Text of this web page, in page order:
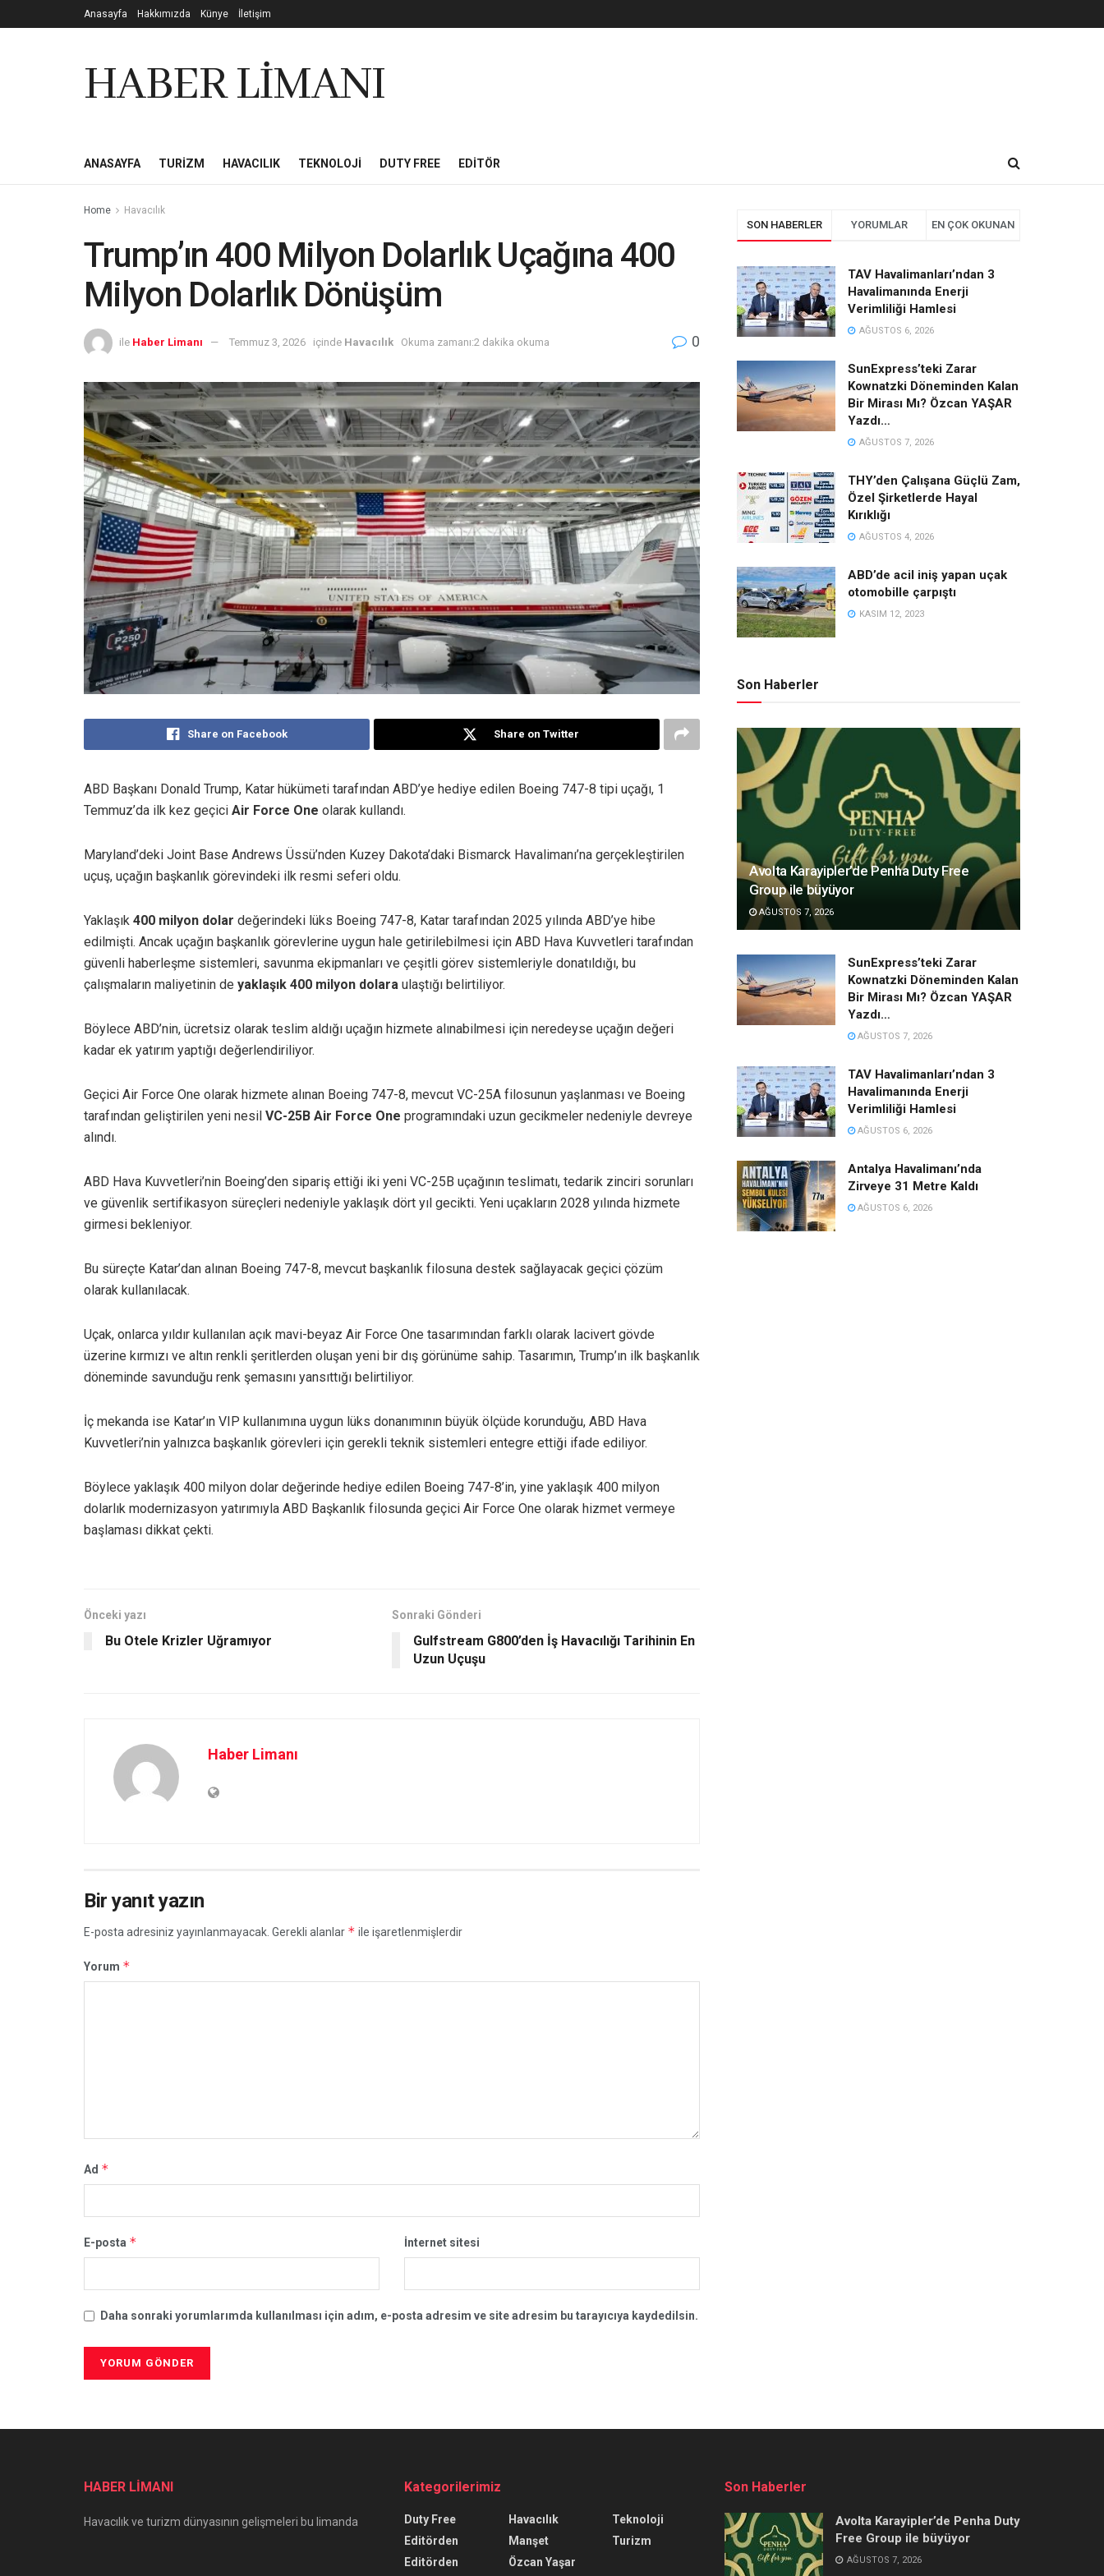
Anasayfa Hakkımızda Künye İletişim
HABER LİMANI
ANASAYFA TURIZM HAVACILIK TEKNOLOJI DUTY FREE EDITÖR
Home Havacılık
Trump’ın 400 Milyon Dolarlık Uçağına 400
Milyon Dolarlık Dönüşüm
ile Haber Limanı Temmuz 3, 2026 içinde Havacılık Okuma zamanı:2 dakika okuma 0
Share on Facebook Share on Twitter
ABD Başkanı Donald Trump, Katar hükümeti tarafından ABD’ye hediye edilen Boeing 747-8 tipi uçağı, 1
Temmuz’da ilk kez geçici Air Force One olarak kullandı.
Maryland’deki Joint Base Andrews Üssü’nden Kuzey Dakota’daki Bismarck Havalimanı’na gerçekleştirilen
uçuş, uçağın başkanlık görevindeki ilk resmi seferi oldu.
Yaklaşık 400 milyon dolar değerindeki lüks Boeing 747-8, Katar tarafından 2025 yılında ABD’ye hibe
edilmişti. Ancak uçağın başkanlık görevlerine uygun hale getirilebilmesi için ABD Hava Kuvvetleri tarafından
güvenli haberleşme sistemleri, savunma ekipmanları ve çeşitli görev sistemleriyle donatıldığı, bu
çalışmaların maliyetinin de yaklaşık 400 milyon dolara ulaştığı belirtiliyor.
Böylece ABD’nin, ücretsiz olarak teslim aldığı uçağın hizmete alınabilmesi için neredeyse uçağın değeri
kadar ek yatırım yaptığı değerlendiriliyor.
Geçici Air Force One olarak hizmete alınan Boeing 747-8, mevcut VC-25A filosunun yaşlanması ve Boeing
tarafından geliştirilen yeni nesil VC-25B Air Force One programındaki uzun gecikmeler nedeniyle devreye
alındı.
ABD Hava Kuvvetleri’nin Boeing’den sipariş ettiği iki yeni VC-25B uçağının teslimatı, tedarik zinciri sorunları
ve güvenlik sertifikasyon süreçleri nedeniyle yaklaşık dört yıl gecikti. Yeni uçakların 2028 yılında hizmete
girmesi bekleniyor.
Bu süreçte Katar’dan alınan Boeing 747-8, mevcut başkanlık filosuna destek sağlayacak geçici çözüm
olarak kullanılacak.
Uçak, onlarca yıldır kullanılan açık mavi-beyaz Air Force One tasarımından farklı olarak lacivert gövde
üzerine kırmızı ve altın renkli şeritlerden oluşan yeni bir dış görünüme sahip. Tasarımın, Trump’ın ilk başkanlık
döneminde savunduğu renk şemasını yansıttığı belirtiliyor.
İç mekanda ise Katar’ın VIP kullanımına uygun lüks donanımının büyük ölçüde korunduğu, ABD Hava
Kuvvetleri’nin yalnızca başkanlık görevleri için gerekli teknik sistemleri entegre ettiği ifade ediliyor.
Böylece yaklaşık 400 milyon dolar değerinde hediye edilen Boeing 747-8’in, yine yaklaşık 400 milyon
dolarlık modernizasyon yatırımıyla ABD Başkanlık filosunda geçici Air Force One olarak hizmet vermeye
başlaması dikkat çekti.
Önceki yazı
Bu Otele Krizler Uğramıyor
Sonraki Gönderi
Gulfstream G800’den İş Havacılığı Tarihinin En
Uzun Uçuşu
Haber Limanı
Bir yanıt yazın
E-posta adresiniz yayınlanmayacak. Gerekli alanlar * ile işaretlenmişlerdir
Yorum *
Ad *
E-posta * İnternet sitesi
Daha sonraki yorumlarımda kullanılması için adım, e-posta adresim ve site adresim bu tarayıcıya kaydedilsin.
SON HABERLER YORUMLAR EN ÇOK OKUNAN
TAV Havalimanları’ndan 3
Havalimanında Enerji
Verimliliği Hamlesi
AĞUSTOS 6, 2026
SunExpress’teki Zarar
Kownatzki Döneminden Kalan
Bir Mirası Mı? Özcan YAŞAR
Yazdı…
AĞUSTOS 7, 2026
THY’den Çalışana Güçlü Zam,
Özel Şirketlerde Hayal
Kırıklığı
AĞUSTOS 4, 2026
ABD’de acil iniş yapan uçak
otomobille çarpıştı
KASIM 12, 2023
Son Haberler
Avolta Karayipler’de Penha Duty Free
Group ile büyüyor
AĞUSTOS 7, 2026
SunExpress’teki Zarar
Kownatzki Döneminden Kalan
Bir Mirası Mı? Özcan YAŞAR
Yazdı…
AĞUSTOS 7, 2026
TAV Havalimanları’ndan 3
Havalimanında Enerji
Verimliliği Hamlesi
AĞUSTOS 6, 2026
Antalya Havalimanı’nda
Zirveye 31 Metre Kaldı
AĞUSTOS 6, 2026
HABER LİMANI
Havacılık ve turizm dünyasının gelişmeleri bu limanda
Kategorilerimiz
Duty Free
Editörden
Editörden
Havacılık
Manşet
Özcan Yaşar
Teknoloji
Turizm
Son Haberler
Avolta Karayipler’de Penha Duty
Free Group ile büyüyor
AĞUSTOS 7, 2026